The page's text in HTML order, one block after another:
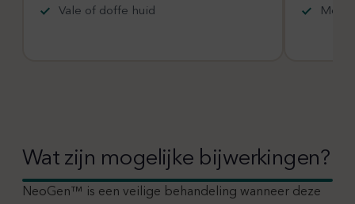
Vale of doffe huid
Wat zijn mogelijke bijwerkingen?
NeoGen™ is een veilige behandeling wanneer deze